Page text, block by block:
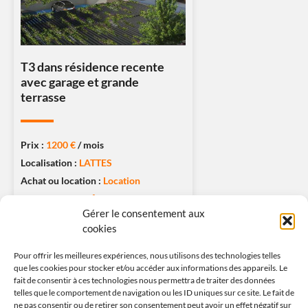
Gérer le consentement aux
cookies
Pour offrir les meilleures expériences, nous utilisons des technologies telles
que les cookies pour stocker et/ou accéder aux informations des appareils. Le
fait de consentir à ces technologies nous permettra de traiter des données
telles que le comportement de navigation ou les ID uniques sur ce site. Le fait de
ne pas consentir ou de retirer son consentement peut avoir un effet négatif sur
T3 dans résidence recente
avec garage et grande
terrasse
Prix : 1200 €/ mois
Localisation : LATTES
Achat ou location : Location
64.35m²
Nombre de pièce :3
Type de logement :Appartement
DEMANDER UNE VISITE